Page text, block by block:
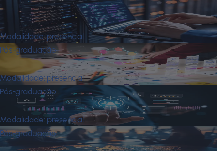
Mba em Governança e Gestão de
Tecnologia da Informação
Modalidade: presencial
Pós-graduação
Mba em Marketing
Modalidade: presencial
Pós-graduação
Mba em Marketing Digital
Modalidade: presencial
Pós-graduação
Mba em Negócios Internacionais